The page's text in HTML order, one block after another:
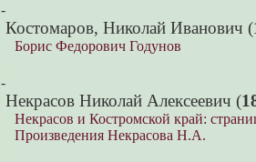
-
Костомаров, Николай Иванович (
Борис Федорович Годунов
-
Некрасов Николай Алексеевич (
Некрасов и Костромской край:
Произведения Некрасова Н.А.